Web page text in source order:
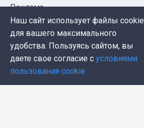
Реклама
Публичная оферта
Политика конфиденциальности
Контакты
Наш сайт использует файлы cookie
для вашего максимального
удобства. Пользуясь сайтом, вы
даете свое согласие с условиями
пользования cookie